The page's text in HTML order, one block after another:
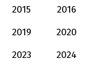
2015
2016
2019
2020
2023
2024